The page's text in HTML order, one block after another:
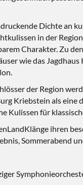
Dichte an
in der
Charakter. Zu
wie das
der Region
Kriebstein als eine
Kulissen für
ihren
Sommerabend